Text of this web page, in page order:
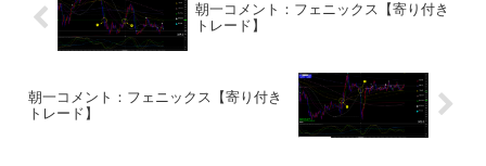
朝一コメント：フェニックス【寄り付き
トレード】
朝一コメント：フェニックス【寄り付き
トレード】